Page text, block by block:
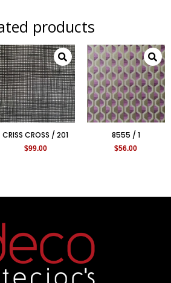
products
CRISS CROSS / 201
$99.00
8555 / 1
$56.00